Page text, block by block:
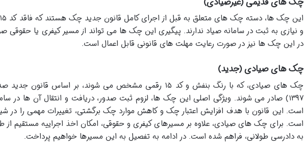
و نیازی به ثبت در سامانه صیاد ندارند. پیگیری این چک ها می تواند از مسیر کیفری یا حقوقی
در این چک ها نیز در صورت رعایت مهلت های قانونی قابل اعمال است.
چک های صیادی (جدید)
چک های صیادی، که با رنگ بنفش و کد ۱۵ رقمی مشخص می شوند، بر اساس
۱۳۹۷) صادر می شوند. ویژگی اصلی این چک ها، لزوم ثبت صدور، دریافت و انتقال آن ها در
است. این قانون با هدف افزایش اعتبار چک و کاهش موارد چک برگشتی، تغییرات مهمی را در
است. برای چک های صیادی، علاوه بر مسیرهای کیفری و حقوقی، امکان اخذ اجراییه مستقیم از
به دادرسی طولانی، فراهم شده است. در ادامه به تفصیل به این مسیرها خواهیم پرداخت.